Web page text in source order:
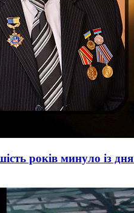
років минуло із